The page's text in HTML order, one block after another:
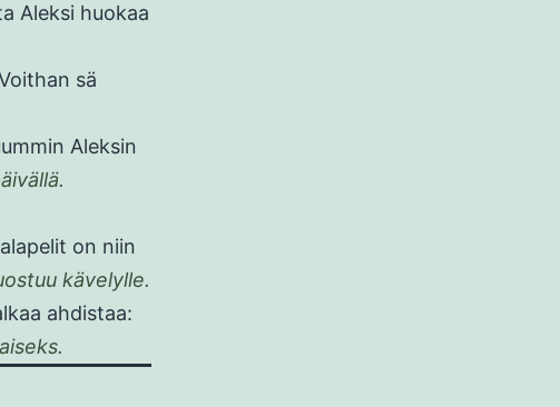
Aleksi huokaa
sä
Aleksin
on niin
kävelylle.
ahdistaa: